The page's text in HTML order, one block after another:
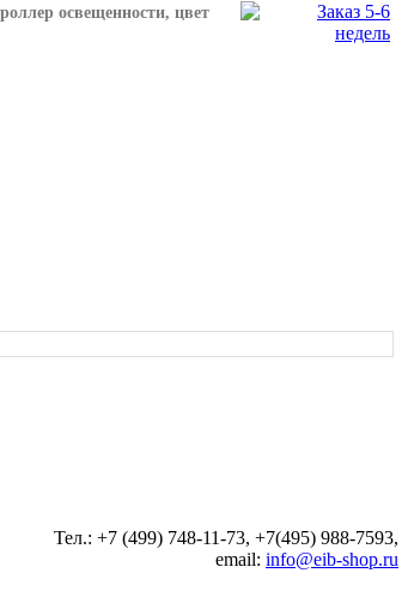
освещенности, цвет
Тел.: +7 (499) 748-11-73, +7(495) 988-7593,
email: info@eib-shop.ru